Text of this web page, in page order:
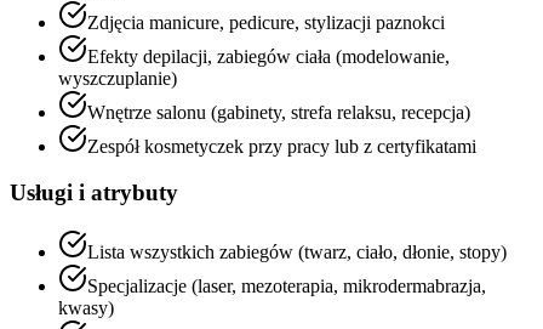
Zdjęcia manicure, pedicure, stylizacji paznokci
Efekty depilacji, zabiegów ciała (modelowanie,
wyszczuplanie)
Wnętrze salonu (gabinety, strefa relaksu, recepcja)
Zespół kosmetyczek przy pracy lub z certyfikatami
Usługi i atrybuty
Lista wszystkich zabiegów (twarz, ciało, dłonie, stopy)
Specjalizacje (laser, mezoterapia, mikrodermabrazja,
kwasy)